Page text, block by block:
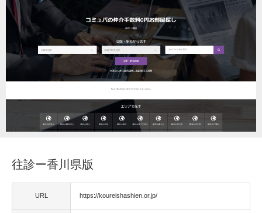
往診ー香川県版
URL https://koureishashien.or.jp/
短期入所
訪問＋通い＋宿泊
施設
地域密着型小規模施設
住宅改修